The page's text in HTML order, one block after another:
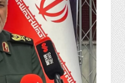
گاز
و
پتروشیمی
صنعت
و